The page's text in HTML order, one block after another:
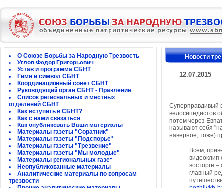
О Союзе Борьбы за Народную Трезвость
Углов Федор Григорьевич
Устав и программа СБНТ
Гимн и символ СБНТ
Координационный совет СБНТ
Руководящий орган СБНТ - Правление
Список региональных и местных
отделений СБНТ
Как вступить в СБНТ?
Как с нами связаться
Как опубликовать Ваши материалы
Материалы газеты "Соратник"
Материалы газеты "Подспорье"
Материалы газеты "Трезвение"
Материалы газеты "Мы молодые"
Материалы региональных газет
Неопубликованные материалы
Аналитические материалы по вопросам
трезвости
Новости
12.07.2015
Суперправдивый
велосипедистов
потом через
называют себя
наверное, тоже)
Всем,
видеоклип
восторге –
главный